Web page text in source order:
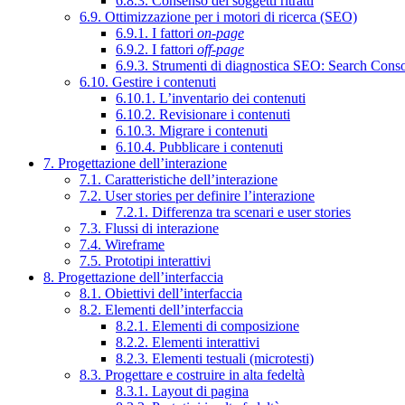
6.9. Ottimizzazione per i motori di ricerca (SEO)
6.9.1. I fattori on-page
6.9.2. I fattori off-page
6.9.3. Strumenti di diagnostica SEO: Search
6.10. Gestire i contenuti
6.10.1. L’inventario dei contenuti
6.10.2. Revisionare i contenuti
6.10.3. Migrare i contenuti
6.10.4. Pubblicare i contenuti
7. Progettazione dell’interazione
7.1. Caratteristiche dell’interazione
7.2. User stories per definire l’interazione
7.2.1. Differenza tra scenari e user stories
7.3. Flussi di interazione
7.4. Wireframe
7.5. Prototipi interattivi
8. Progettazione dell’interfaccia
8.1. Obiettivi dell’interfaccia
8.2. Elementi dell’interfaccia
8.2.1. Elementi di composizione
8.2.2. Elementi interattivi
8.2.3. Elementi testuali (microtesti)
8.3. Progettare e costruire in alta fedeltà
8.3.1. Layout di pagina